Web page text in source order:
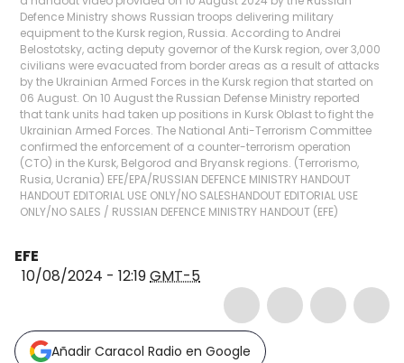
Defence Ministry shows Russian troops delivering military
equipment to the Kursk region, Russia. According to Andrei
Belostotsky, acting deputy governor of the Kursk region, over 3,000
civilians were evacuated from border areas as a result of attacks
by the Ukrainian Armed Forces in the Kursk region that started on
06 August. On 10 August the Russian Defense Ministry reported
that tank units had taken up positions in Kursk Oblast to fight the
Ukrainian Armed Forces. The National Anti-Terrorism Committee
confirmed the enforcement of a counter-terrorism operation
(CTO) in the Kursk, Belgorod and Bryansk regions. (Terrorismo,
Rusia, Ucrania) EFE/EPA/RUSSIAN DEFENCE MINISTRY HANDOUT
HANDOUT EDITORIAL USE ONLY/NO SALESHANDOUT EDITORIAL USE
ONLY/NO SALES / RUSSIAN DEFENCE MINISTRY HANDOUT (EFE)
EFE
10/08/2024 - 12:19GMT-5
Añadir Caracol Radio en Google